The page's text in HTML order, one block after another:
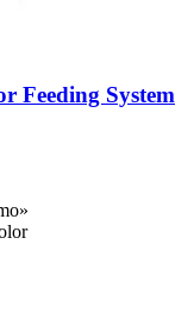
Feeding System